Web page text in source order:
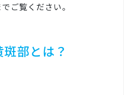
ご覧ください。
部とは？